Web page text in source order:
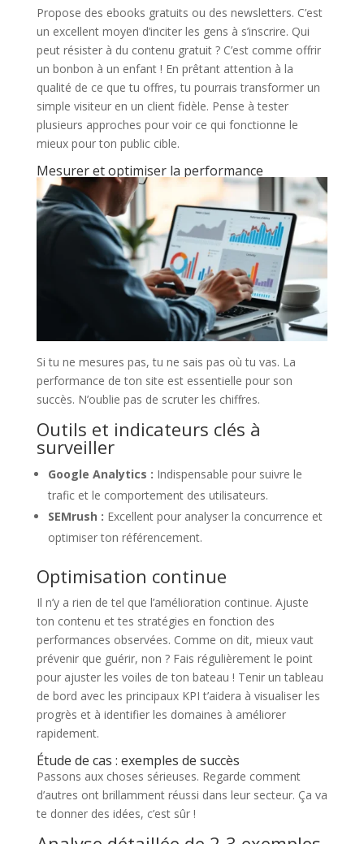
Propose des ebooks gratuits ou des newsletters. C’est
un excellent moyen d’inciter les gens à s’inscrire. Qui
peut résister à du contenu gratuit ? C’est comme offrir
un bonbon à un enfant ! En prêtant attention à la
qualité de ce que tu offres, tu pourrais transformer un
simple visiteur en un client fidèle. Pense à tester
plusieurs approches pour voir ce qui fonctionne le
mieux pour ton public cible.
Mesurer et optimiser la performance
Si tu ne mesures pas, tu ne sais pas où tu vas. La
performance de ton site est essentielle pour son
succès. N’oublie pas de scruter les chiffres.
Outils et indicateurs clés à
surveiller
Google Analytics : Indispensable pour suivre le
trafic et le comportement des utilisateurs.
SEMrush : Excellent pour analyser la concurrence et
optimiser ton référencement.
Optimisation continue
Il n’y a rien de tel que l’amélioration continue. Ajuste
ton contenu et tes stratégies en fonction des
performances observées. Comme on dit, mieux vaut
prévenir que guérir, non ? Fais régulièrement le point
pour ajuster les voiles de ton bateau ! Tenir un tableau
de bord avec les principaux KPI t’aidera à visualiser les
progrès et à identifier les domaines à améliorer
rapidement.
Étude de cas : exemples de succès
Passons aux choses sérieuses. Regarde comment
d’autres ont brillamment réussi dans leur secteur. Ça va
te donner des idées, c’est sûr !